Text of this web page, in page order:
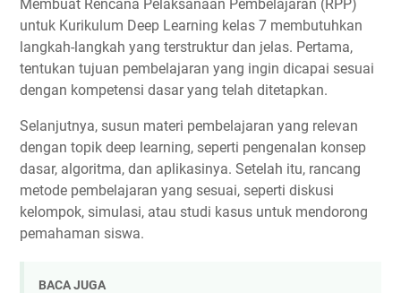
Membuat Rencana Pelaksanaan Pembelajaran (RPP)
untuk Kurikulum Deep Learning kelas 7 membutuhkan
langkah-langkah yang terstruktur dan jelas. Pertama,
tentukan tujuan pembelajaran yang ingin dicapai sesuai
dengan kompetensi dasar yang telah ditetapkan.
Selanjutnya, susun materi pembelajaran yang relevan
dengan topik deep learning, seperti pengenalan konsep
dasar, algoritma, dan aplikasinya. Setelah itu, rancang
metode pembelajaran yang sesuai, seperti diskusi
kelompok, simulasi, atau studi kasus untuk mendorong
pemahaman siswa.
BACA JUGA